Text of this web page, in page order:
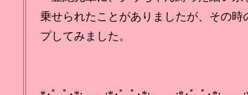
乗せられたことがありましたが、その
プしてみました。